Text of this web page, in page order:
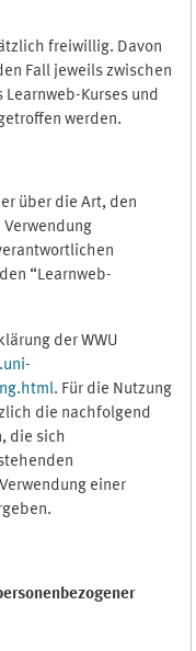
freiwillig. Davon
Fall jeweils zwischen
Kurses und
werden.
über die Art, den
Verwendung
“Learnweb-
der WWU
. Für die Nutzung
die nachfolgend
die sich
einer